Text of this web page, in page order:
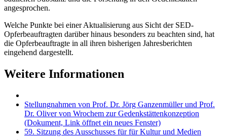
angesprochen.
Welche Punkte bei einer Aktualisierung aus Sicht der SED-
Opferbeauftragten darüber hinaus besonders zu beachten sind, hat
die Opferbeauftragte in all ihren bisherigen Jahresberichten
eingehend dargestellt.
Weitere Informationen
Stellungnahmen von Prof. Dr. Jörg Ganzenmüller und Prof.
Dr. Oliver von Wrochem zur Gedenkstättenkonzeption
(Dokument, Link öffnet ein neues Fenster)
59. Sitzung des Ausschusses für für Kultur und Medien